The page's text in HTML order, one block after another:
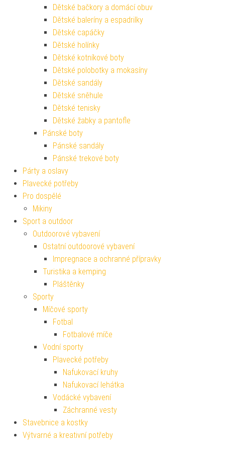
Dětské bačkory a domácí obuv
Dětské baleríny a espadrilky
Dětské capáčky
Dětské holínky
Dětské kotníkové boty
Dětské polobotky a mokasíny
Dětské sandály
Dětské sněhule
Dětské tenisky
Dětské žabky a pantofle
Pánské boty
Pánské sandály
Pánské trekové boty
Párty a oslavy
Plavecké potřeby
Pro dospělé
Mikiny
Sport a outdoor
Outdoorové vybavení
Ostatní outdoorové vybavení
Impregnace a ochranné přípravky
Turistika a kemping
Pláštěnky
Sporty
Míčové sporty
Fotbal
Fotbalové míče
Vodní sporty
Plavecké potřeby
Nafukovací kruhy
Nafukovací lehátka
Vodácké vybavení
Záchranné vesty
Stavebnice a kostky
Výtvarné a kreativní potřeby